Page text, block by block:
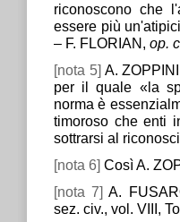
riconoscono che
essere più
– F. FLORIAN, op.
[nota 5]A. ZOPPINI,
per il quale «la
norma è
timoroso che enti
sottrarsi al
[nota 6] Così A.
[nota 7] A.
sez. civ., vol. VIII,